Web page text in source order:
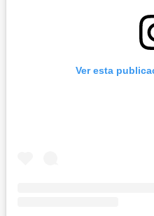
Ver esta